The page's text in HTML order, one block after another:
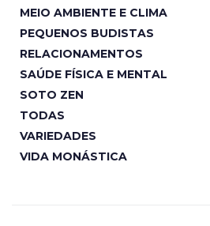
MEIO AMBIENTE E CLIMA
PEQUENOS BUDISTAS
RELACIONAMENTOS
SAÚDE FÍSICA E MENTAL
SOTO ZEN
TODAS
VARIEDADES
VIDA MONÁSTICA